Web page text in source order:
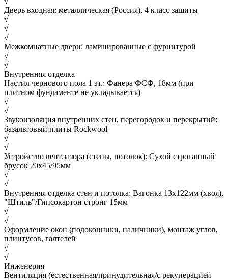
Дверь входная: металлическая (Россия), 4 класс защиты
√
√
√
Межкомнатные двери: ламинированные с фурнитурой
√
√
Внутренняя отделка
Настил чернового пола 1 эт.: Фанера ФСФ, 18мм (при
плитном фундаменте не укладывается)
√
√
Звукоизоляция внутренних стен, перегородок и перекрытий:
базальтовый плиты Rockwool
√
√
Устройство вент.зазора (стены, потолок): Сухой строганный
брусок 20х45/95мм
√
√
Внутренняя отделка стен и потолка: Вагонка 13х122мм (хвоя),
"Штиль"/Гипсокартон стронг 15мм
√
√
Оформление окон (подоконники, наличники), монтаж углов,
плинтусов, галтелей
√
√
Инженерия
Вентиляция (естественная/принудительная/с рекуперацией